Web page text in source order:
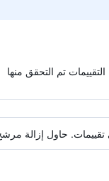
تقييمات. حاول إزالة